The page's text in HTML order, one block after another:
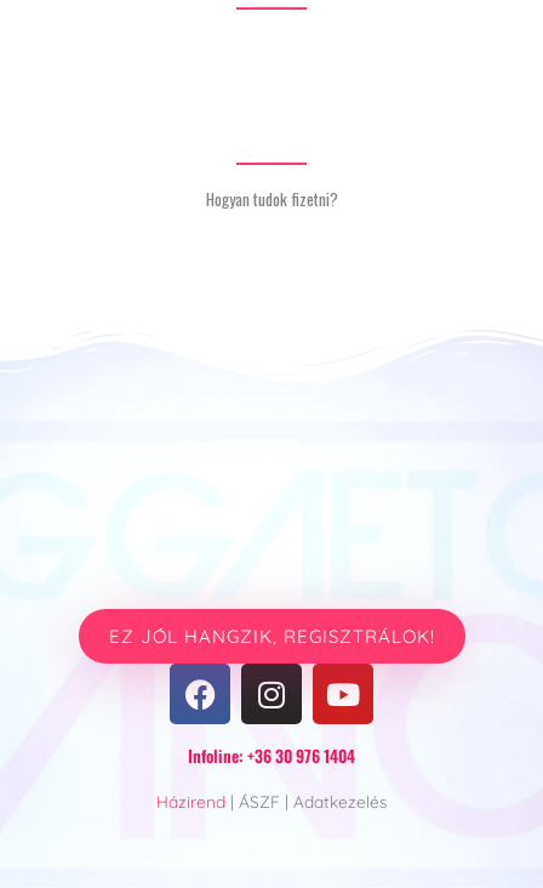
Hogyan tudok fizetni?
F
a
e
b
I
n
s
t
a
Y
o
u
t
u
Infoline: +36 30 976 1404
Házirend | ÁSZF | Adatkezelés
EZ JÓL HANGZIK, REGISZTRÁLOK!